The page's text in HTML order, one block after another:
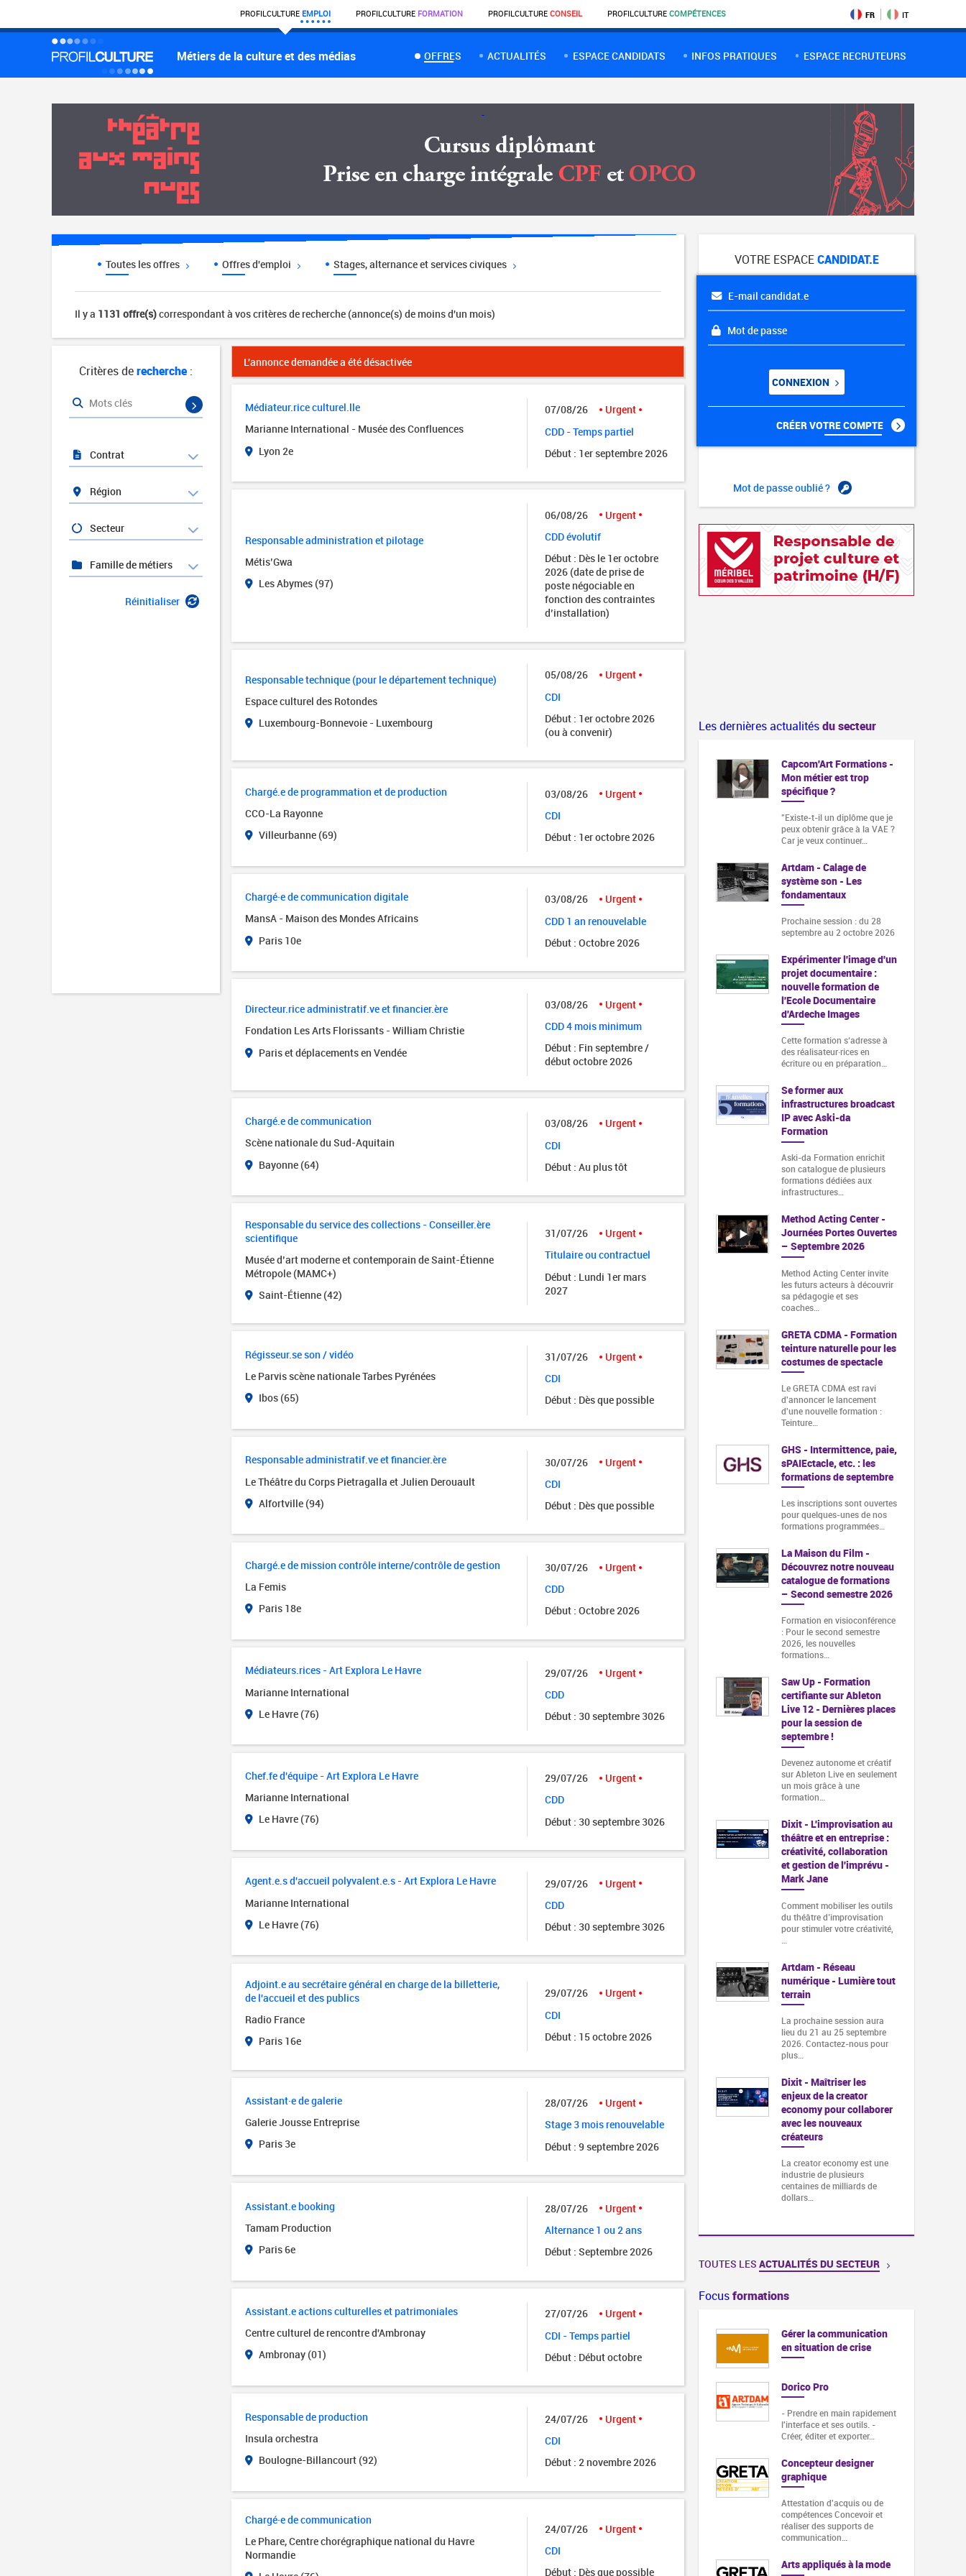
PROFILCULTURE EMPLOI PROFILCULTURE FORMATION PROFILCULTURE CONSEIL PROFILCULTURE COMPÉTENCES FR IT
Métiers de la culture et des médias OFFRES ACTUALITÉS ESPACE CANDIDATS INFOS PRATIQUES ESPACE RECRUTEURS
Toutes les offres Offres d'emploi Stages, alternance et services civiques
Il y a 1131 offre(s)correspondant à vos critères de recherche (annonce(s) de moins d'un mois)
L'annonce demandée a été désactivée
Médiateur.rice culturel.lle
Marianne International - Musée des Confluences
Lyon 2e
07/08/26
Urgent
CDD - Temps partiel
Début : 1er septembre 2026
Responsable administration et pilotage
Métis’Gwa
Les Abymes (97)
06/08/26
Urgent
CDD évolutif
Début : Dès le 1er octobre
2026 (date de prise de
poste négociable en
fonction des contraintes
d’installation)
Responsable technique (pour le département technique)
Espace culturel des Rotondes
Luxembourg-Bonnevoie - Luxembourg
05/08/26
Urgent
CDI
Début : 1er octobre 2026
(ou à convenir)
Chargé.e de programmation et de production
CCO-La Rayonne
Villeurbanne (69)
03/08/26
Urgent
CDI
Début : 1er octobre 2026
Chargé·e de communication digitale
MansA - Maison des Mondes Africains
Paris 10e
03/08/26
Urgent
CDD 1 an renouvelable
Début : Octobre 2026
Directeur.rice administratif.ve et financier.ère
Fondation Les Arts Florissants - William Christie
Paris et déplacements en Vendée
03/08/26
Urgent
CDD 4 mois minimum
Début : Fin septembre /
début octobre 2026
Chargé.e de communication
Scène nationale du Sud-Aquitain
Bayonne (64)
03/08/26
Urgent
CDI
Début : Au plus tôt
Responsable du service des collections - Conseiller.ère
scientifique
Musée d’art moderne et contemporain de Saint-Étienne
Métropole (MAMC+)
Saint-Étienne (42)
31/07/26
Urgent
Titulaire ou contractuel
Début : Lundi 1er mars
2027
Régisseur.se son / vidéo
Le Parvis scène nationale Tarbes Pyrénées
Ibos (65)
31/07/26
Urgent
CDI
Début : Dès que possible
Responsable administratif.ve et financier.ère
Le Théâtre du Corps Pietragalla et Julien Derouault
Alfortville (94)
30/07/26
Urgent
CDI
Début : Dès que possible
Chargé.e de mission contrôle interne/contrôle de gestion
La Femis
Paris 18e
30/07/26
Urgent
CDD
Début : Octobre 2026
Médiateurs.rices - Art Explora Le Havre
Marianne International
Le Havre (76)
29/07/26
Urgent
CDD
Début : 30 septembre 3026
Chef.fe d'équipe - Art Explora Le Havre
Marianne International
Le Havre (76)
29/07/26
Urgent
CDD
Début : 30 septembre 3026
Agent.e.s d'accueil polyvalent.e.s - Art Explora Le Havre
Marianne International
Le Havre (76)
29/07/26
Urgent
CDD
Début : 30 septembre 3026
Adjoint.e au secrétaire général en charge de la billetterie,
de l'accueil et des publics
Radio France
Paris 16e
29/07/26
Urgent
CDI
Début : 15 octobre 2026
Assistant·e de galerie
Galerie Jousse Entreprise
Paris 3e
28/07/26
Urgent
Stage 3 mois renouvelable
Début : 9 septembre 2026
Assistant.e booking
Tamam Production
Paris 6e
28/07/26
Urgent
Alternance 1 ou 2 ans
Début : Septembre 2026
Assistant.e actions culturelles et patrimoniales
Centre culturel de rencontre d'Ambronay
Ambronay (01)
27/07/26
Urgent
CDI - Temps partiel
Début : Début octobre
Responsable de production
Insula orchestra
Boulogne-Billancourt (92)
24/07/26
Urgent
CDI
Début : 2 novembre 2026
Chargé·e de communication
Le Phare, Centre chorégraphique national du Havre
Normandie
24/07/26
Urgent
CDI
Début : Dès que possible
Critères derecherche:
Mots clés
Contrat
Région
Secteur
Famille de métiers
Réinitialiser
VOTRE ESPACECANDIDAT.E
E-mail candidat.e
Mot de passe
CONNEXION
CRÉER VOTRE COMPTE
Mot de passe oublié ?
Les dernières actualitésdu secteur
Capcom'Art Formations -
Mon métier est trop
spécifique ?
"Existe-t-il un diplôme que je
peux obtenir grâce à la VAE ?
Car je veux continuer…
Artdam - Calage de
système son - Les
fondamentaux
Prochaine session : du 28
septembre au 2 octobre 2026
Expérimenter l'image d'un
projet documentaire :
nouvelle formation de
l'Ecole Documentaire
d'Ardeche Images
Cette formation s‘adresse à
des réalisateur·rices en
écriture ou en préparation…
Se former aux
infrastructures broadcast
IP avec Aski-da
Formation
Aski-da Formation enrichit
son catalogue de plusieurs
formations dédiées aux
infrastructures…
Method Acting Center -
Journées Portes Ouvertes
– Septembre 2026
Method Acting Center invite
les futurs acteurs à découvrir
sa pédagogie et ses
coaches…
GRETA CDMA - Formation
teinture naturelle pour les
costumes de spectacle
Le GRETA CDMA est ravi
d'annoncer le lancement
d'une nouvelle formation :
Teinture…
GHS - Intermittence, paie,
sPAIEctacle, etc. : les
formations de septembre
Les inscriptions sont ouvertes
pour quelques-unes de nos
formations programmées…
La Maison du Film -
Découvrez notre nouveau
catalogue de formations
– Second semestre 2026
Formation en visioconférence
: Pour le second semestre
2026, les nouvelles
formations…
Saw Up - Formation
certifiante sur Ableton
Live 12 - Dernières places
pour la session de
septembre !
Devenez autonome et créatif
sur Ableton Live en seulement
un mois grâce à une
formation…
Dixit - L'improvisation au
théâtre et en entreprise :
créativité, collaboration
et gestion de l'imprévu -
Mark Jane
Comment mobiliser les outils
du théâtre d’improvisation
pour stimuler votre créativité,
Artdam - Réseau
numérique - Lumière tout
terrain
La prochaine session aura
lieu du 21 au 25 septembre
2026. Contactez-nous pour
plus…
Dixit - Maîtriser les
enjeux de la creator
economy pour collaborer
avec les nouveaux
créateurs
La creator economy est une
industrie de plusieurs
centaines de milliards de
dollars…
TOUTES LES ACTUALITÉS DU SECTEUR
Focusformations
Gérer la communication
en situation de crise
Dorico Pro
- Prendre en main rapidement
l'interface et ses outils. -
Créer, éditer et exporter…
Concepteur designer
graphique
Attestation d'acquis ou de
compétences Concevoir et
réaliser des supports de
communication…
Arts appliqués à la mode